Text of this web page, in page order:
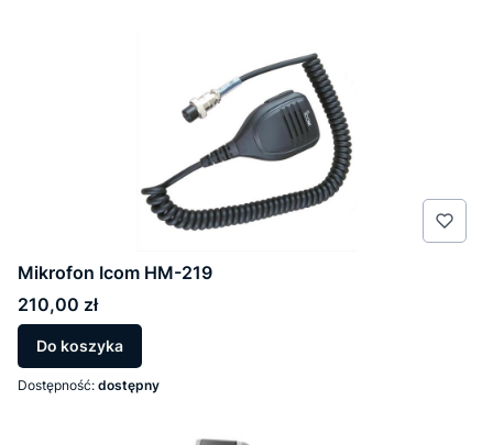
Mikrofon Icom HM-219
Cena
210,00 zł
Do koszyka
Dostępność: dostępny